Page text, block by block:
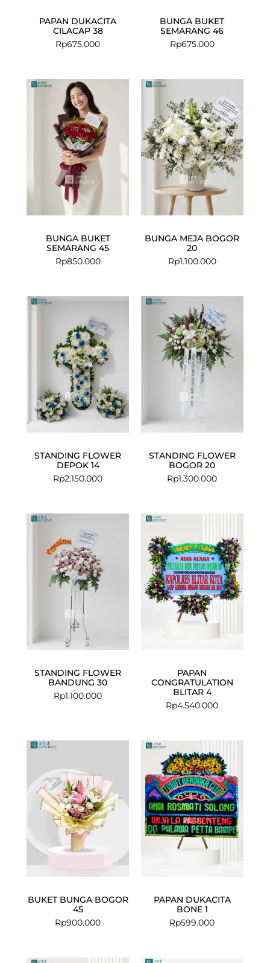
PAPAN DUKACITA
CILACAP 38
Rp675.000
BUNGA BUKET
SEMARANG 46
Rp675.000
BUNGA BUKET
SEMARANG 45
Rp850.000
BUNGA MEJA BOGOR
20
Rp1.100.000
STANDING FLOWER
DEPOK 14
Rp2.150.000
STANDING FLOWER
BOGOR 20
Rp1.300.000
STANDING FLOWER
BANDUNG 30
Rp1.100.000
PAPAN
CONGRATULATION
BLITAR 4
Rp4.540.000
BUKET BUNGA BOGOR
45
Rp900.000
PAPAN DUKACITA
BONE 1
Rp599.000